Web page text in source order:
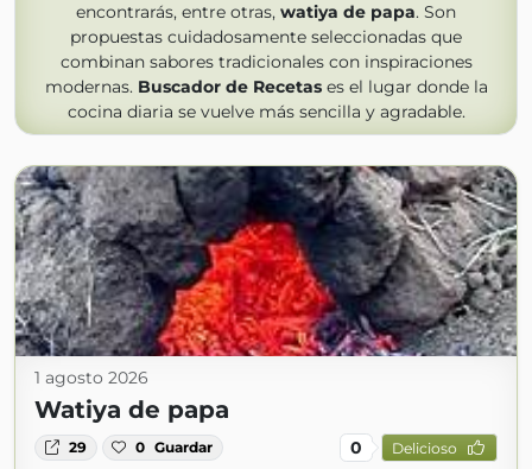
encontrarás, entre otras, watiya de papa. Son
propuestas cuidadosamente seleccionadas que
combinan sabores tradicionales con inspiraciones
modernas. Buscador de Recetases el lugar donde la
cocina diaria se vuelve más sencilla y agradable.
1 agosto 2026
Watiya de papa
29 0 Guardar 0 Delicioso